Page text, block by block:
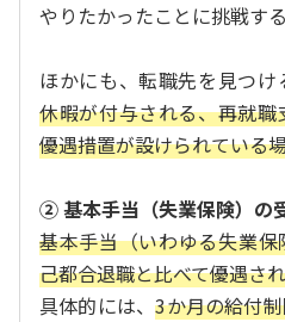
やりたかったことに挑戦す
ほかにも、転職先を見つ
休暇が付与される、再就
優遇措置が設けられている
② 基本手当（失業保険）の
基本手当（いわゆる失業
己都合退職と比べて優遇さ
具体的には、3か月の給付